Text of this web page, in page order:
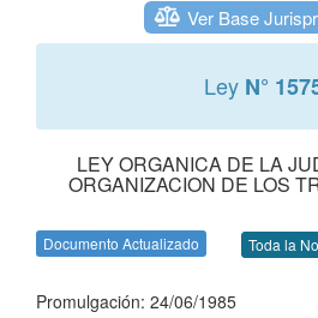
Ver Base
Ley N°
LEY ORGANICA DE LA
ORGANIZACION DE LOS
Documento Actualizado Toda la
Promulgación: 24/06/1985